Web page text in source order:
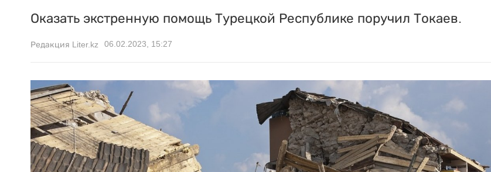
Оказать экстренную помощь Турецкой Республике поручил Токаев.
Редакция Liter.kz 06.02.2023, 15:27